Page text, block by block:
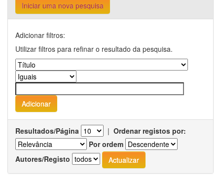
Iniciar uma nova pesquisa
Adicionar filtros:
Utilizar filtros para refinar o resultado da pesquisa.
Resultados/Página | Ordenar registos por:
Por ordem
Autores/Registo